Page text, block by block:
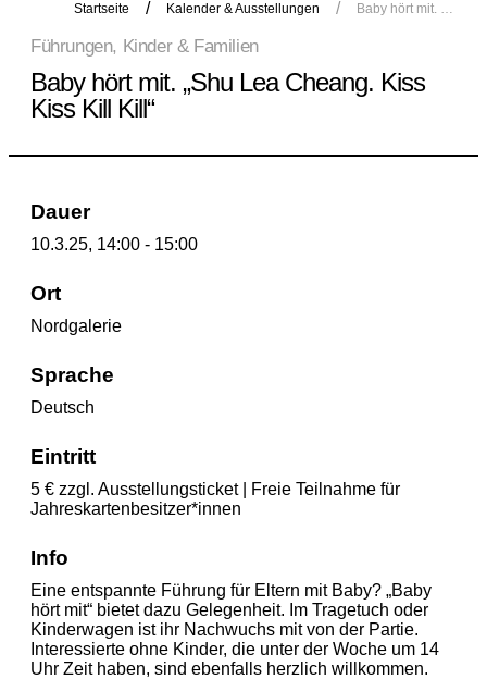
Startseite Kalender & Ausstellungen Baby hört mit. „Shu Lea Cheang. Kiss Kiss Kill Kill“
Führungen, Kinder & Familien
Baby hört mit. „Shu Lea Cheang. Kiss
Kiss Kill Kill“
Dauer
10.3.25, 14:00 - 15:00
Ort
Nordgalerie
Sprache
Deutsch
Eintritt
5 € zzgl. Ausstellungsticket | Freie Teilnahme für
Jahreskartenbesitzer*innen
Info
Eine entspannte Führung für Eltern mit Baby? „Baby
hört mit“ bietet dazu Gelegenheit. Im Tragetuch oder
Kinderwagen ist ihr Nachwuchs mit von der Partie.
Interessierte ohne Kinder, die unter der Woche um 14
Uhr Zeit haben, sind ebenfalls herzlich willkommen.